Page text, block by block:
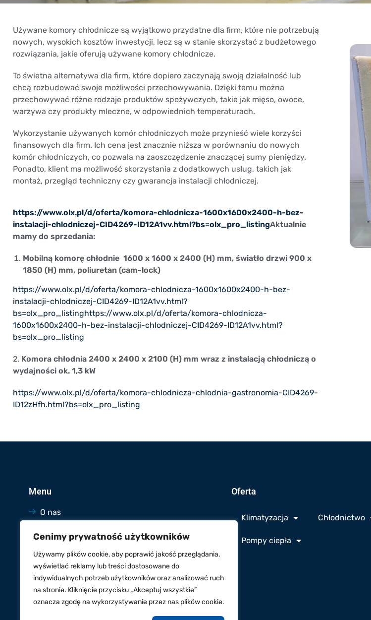
Cenimy prywatność użytkowników
Używamy plików cookie, aby poprawić jakość przeglądania,
wyświetlać reklamy lub treści dostosowane do
indywidualnych potrzeb użytkowników oraz analizować ruch
na stronie. Kliknięcie przycisku „Akceptuj wszystkie”
oznacza zgodę na wykorzystywanie przez nas plików cookie.
Używane komory chłodnicze są wyjątkowo przydatne dla firm, które nie potrzebują
nowych, wysokich kosztów inwestycji, lecz są w stanie skorzystać z budżetowego
rozwiązania, jakie oferują używane komory chłodnicze.
To świetna alternatywa dla firm, które dopiero zaczynają swoją działalność lub
chcą rozbudować swoje możliwości przechowywania. Dzięki temu można
przechowywać różne rodzaje produktów spożywczych, takie jak mięso, owoce,
warzywa czy produkty mleczne, w odpowiednich temperaturach.
Wykorzystanie używanych komór chłodniczych może przynieść wiele korzyści
finansowych dla firm. Ich cena jest znacznie niższa w porównaniu do nowych
komór chłodniczych, co pozwala na zaoszczędzenie znaczącej sumy pieniędzy.
Ponadto, klient ma możliwość skorzystania z dodatkowych usług, takich jak
montaż, przegląd techniczny czy gwarancja instalacji chłodniczej.
https://www.olx.pl/d/oferta/komora-chlodnicza-1600x1600x2400-h-bez-
instalacji-chlodniczej-CID4269-ID12A1vv.html?bs=olx_pro_listingAktualnie
mamy do sprzedania:
Mobilną komorę chłodnie 1600 x 1600 x 2400 (H) mm, światło drzwi 900 x
1850 (H) mm, poliuretan (cam-lock)
https://www.olx.pl/d/oferta/komora-chlodnicza-1600x1600x2400-h-bez-
instalacji-chlodniczej-CID4269-ID12A1vv.html?
bs=olx_pro_listinghttps://www.olx.pl/d/oferta/komora-chlodnicza-
1600x1600x2400-h-bez-instalacji-chlodniczej-CID4269-ID12A1vv.html?
bs=olx_pro_listing
2. Komora chłodnia 2400 x 2400 x 2100 (H) mm wraz z instalacją chłodniczą o
wydajności ok. 1,3 kW
https://www.olx.pl/d/oferta/komora-chlodnicza-chlodnia-gastronomia-CID4269-
ID12zHfh.html?bs=olx_pro_listing
Menu
O nas
Blog
Kontakt
Oferta
Klimatyzacja Chłodnictwo
Pompy ciepła